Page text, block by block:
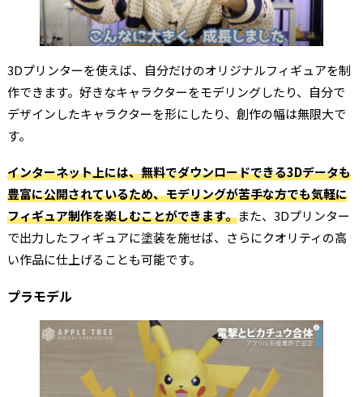
3Dプリンターを使えば、自分だけのオリジナルフィギュアを制
作できます。好きなキャラクターをモデリングしたり、自分で
デザインしたキャラクターを形にしたり、創作の幅は無限大で
す。
インターネット上には、無料でダウンロードできる3Dデータも
豊富に公開されているため、モデリングが苦手な方でも気軽に
フィギュア制作を楽しむことができます。また、3Dプリンター
で出力したフィギュアに塗装を施せば、さらにクオリティの高
い作品に仕上げることも可能です。
プラモデル